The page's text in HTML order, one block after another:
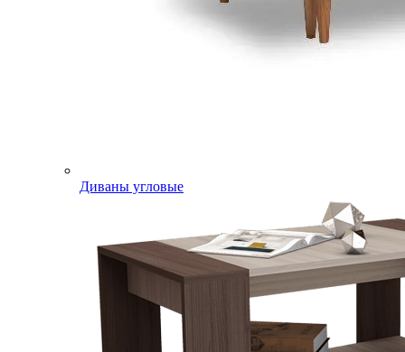
Диваны угловые